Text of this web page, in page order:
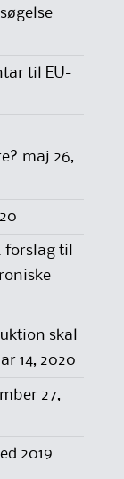
til EU-
maj 26,
forslag til
skal
14, 2020
27,
2019